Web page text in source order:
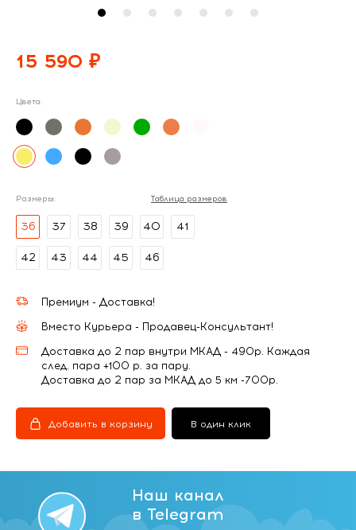
15 590 ₽
Цвета:
Размеры: Таблица размеров
36 37 38 39 40 41
42 43 44 45 46
Премиум - Доставка!
Вместо Курьера - Продавец-Консультант!
Доставка до 2 пар внутри МКАД - 490р. Каждая
след. пара +100 р. за пару.
Доставка до 2 пар за МКАД до 5 км -700р.
Добавить в корзину В один клик
Наш канал
в Telegram